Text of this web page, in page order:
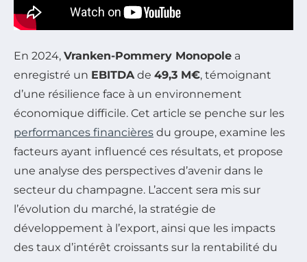
En 2024, Vranken-Pommery Monopole a
enregistré un EBITDAde 49,3 M€, témoignant
d’une résilience face à un environnement
économique difficile. Cet article se penche sur les
performances financières du groupe, examine les
facteurs ayant influencé ces résultats, et propose
une analyse des perspectives d’avenir dans le
secteur du champagne. L’accent sera mis sur
l’évolution du marché, la stratégie de
développement à l’export, ainsi que les impacts
des taux d’intérêt croissants sur la rentabilité du